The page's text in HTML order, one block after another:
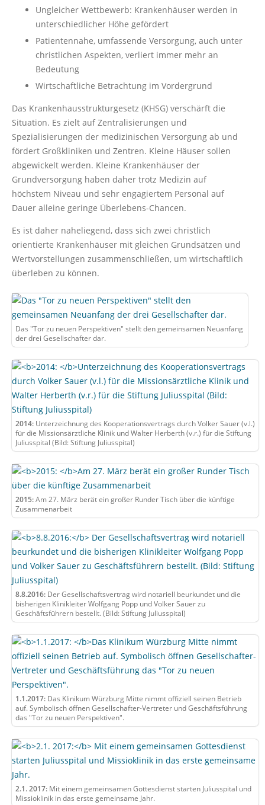
Ungleicher Wettbewerb: Krankenhäuser werden in
unterschiedlicher Höhe gefördert
Patientennahe, umfassende Versorgung, auch unter
christlichen Aspekten, verliert immer mehr an
Bedeutung
Wirtschaftliche Betrachtung im Vordergrund
Das Krankenhausstrukturgesetz (KHSG) verschärft die
Situation. Es zielt auf Zentralisierungen und
Spezialisierungen der medizinischen Versorgung ab und
fördert Großkliniken und Zentren. Kleine Häuser sollen
abgewickelt werden. Kleine Krankenhäuser der
Grundversorgung haben daher trotz Medizin auf
höchstem Niveau und sehr engagiertem Personal auf
Dauer alleine geringe Überlebens-Chancen.
Es ist daher naheliegend, dass sich zwei christlich
orientierte Krankenhäuser mit gleichen Grundsätzen und
Wertvorstellungen zusammenschließen, um wirtschaftlich
überleben zu können.
Das "Tor zu neuen Perspektiven" stellt den gemeinsamen Neuanfang
der drei Gesellschafter dar.
2014: Unterzeichnung des Kooperationsvertrags durch Volker Sauer (v.l.)
für die Missionsärztliche Klinik und Walter Herberth (v.r.) für die Stiftung
Juliusspital (Bild: Stiftung Juliusspital)
2015:Am 27. März berät ein großer Runder Tisch über die künftige
Zusammenarbeit
8.8.2016:Der Gesellschaftsvertrag wird notariell beurkundet und die
bisherigen Klinikleiter Wolfgang Popp und Volker Sauer zu
Geschäftsführern bestellt. (Bild: Stiftung Juliusspital)
1.1.2017: Das Klinikum Würzburg Mitte nimmt offiziell seinen Betrieb
auf. Symbolisch öffnen Gesellschafter-Vertreter und Geschäftsführung
das "Tor zu neuen Perspektiven".
2.1. 2017:Mit einem gemeinsamen Gottesdienst starten Juliusspital und
Missioklinik in das erste gemeinsame Jahr.